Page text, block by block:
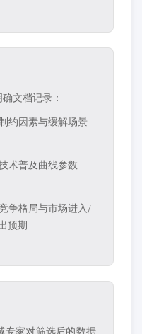
文档记录：
约因素与缓解场景
术普及曲线参数
争格局与市场进入/
预期
专家对筛选后的数据